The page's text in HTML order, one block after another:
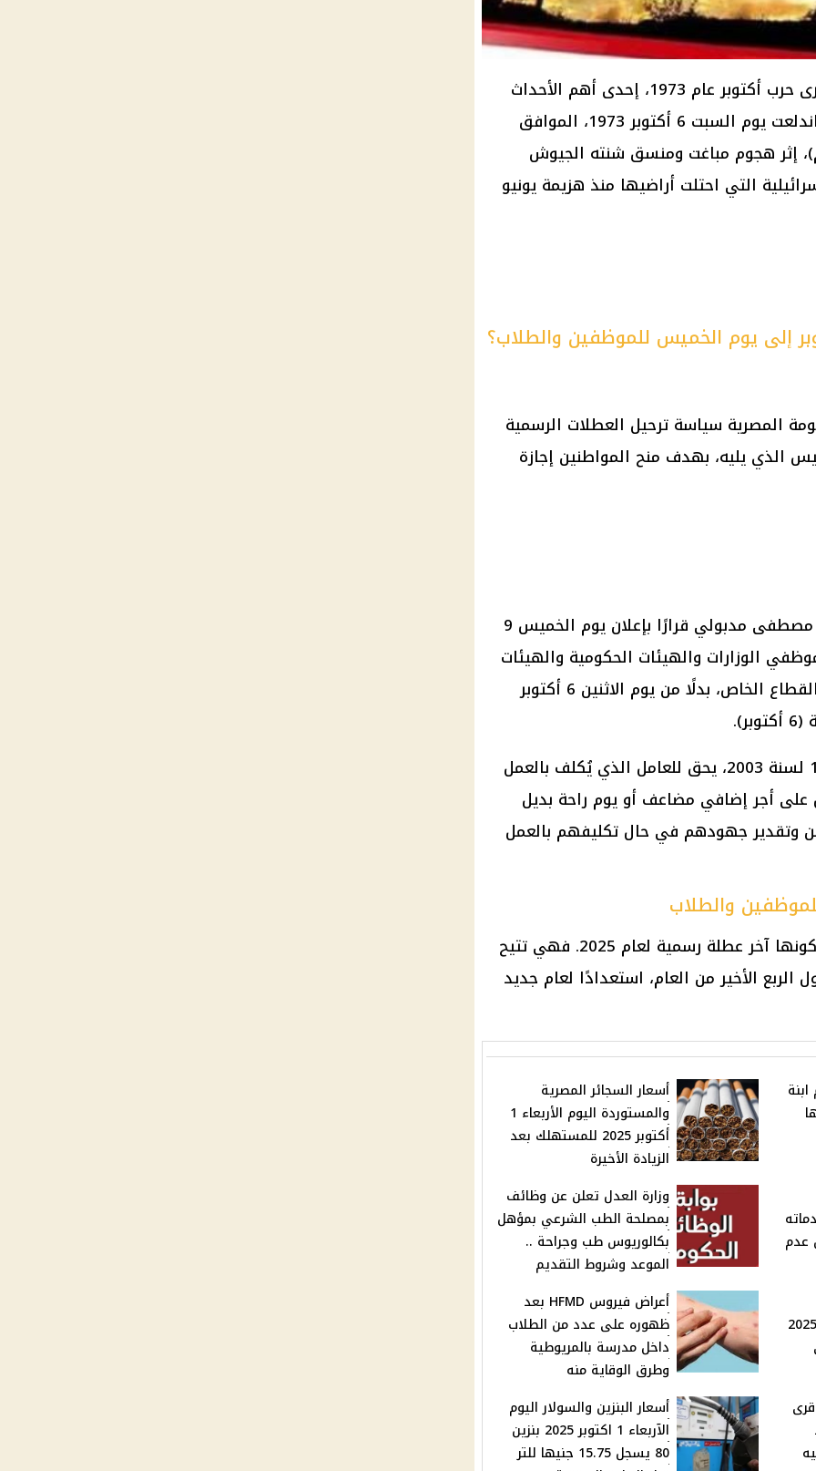
تُخلّد عطلة السادس من أكتوبر ذكرى حرب أكتوبر عام 1973، إحدى أهم الأحداث
التاريخية في مصر والعالم العربي اندلعت يوم السبت 6 أكتوبر 1973، الموافق
من رمضان 1393 هـ (1967م)، إثر هجوم مباغت ومنسق شنته الجيوش
التي احتلت أراضيها منذ هزيمة يونيو
المصرية سياسة ترحيل العطلات الرسمية
الذي يليه، بهدف منح المواطنين إجازة
أصدر رئيس مجلس الوزراء الدكتور مصطفى مدبولي قرارًا بإعلان يوم الخميس 9
لموظفي الوزارات والهيئات الحكومية والهيئات
العامة والهيئات المحلية وشركات القطاع الخاص، بدلًا من يوم الاثنين 6 أكتوبر
وفقًا لقانون العمل المصري رقم 12 لسنة 2003، يحق للعامل الذي يُكلف بالعمل
أجر إضافي مضاعف أو يوم راحة بديل
وتقدير جهودهم في حال تكليفهم بالعمل
تكتسب هذه العطلة أهمية خاصة كونها آخر عطلة رسمية لعام 2025. فهي تتيح
الأخير من العام، استعدادًا لعام جديد
أسعار السجائر المصرية
والمستوردة اليوم الأربعاء 1
أكتوبر 2025 للمستهلك بعد
الزيادة الأخيرة
عدم
وزارة العدل تعلن عن وظائف
بمصلحة الطب الشرعي بمؤهل
بكالوريوس طب وجراحة ..
الموعد وشروط التقديم
الدراسية بالمدارس لعام 2025
أعراض فيروس HFMD بعد
ظهوره على عدد من الطلاب
داخل مدرسة بالمريوطية
وطرق الوقاية منه
الشرب عن 3 قرى
أسعار البنزين والسولار اليوم
الآربعاء 1 اكتوبر 2025 بنزين
80 يسجل 15.75 جنيها للتر